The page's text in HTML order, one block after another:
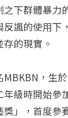
下群體暴力
諷的使用下
的現實。
MBKBN，生
年級時開始參
獎」，首度參